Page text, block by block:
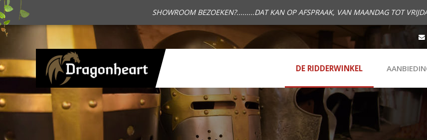
SHOWROOM BEZOEKEN?.........DAT KAN OP AFSPRAAK, VAN MAANDAG TOT
DE RIDDERWINKEL